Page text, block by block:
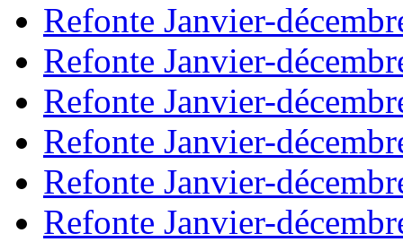
Refonte Janvier-
Refonte Janvier-
Refonte Janvier-
Refonte Janvier-
Refonte Janvier-
Refonte Janvier-